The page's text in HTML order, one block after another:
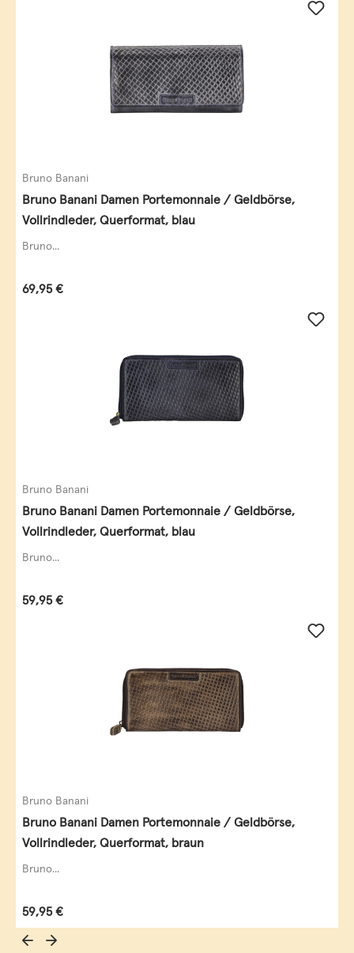
Bruno Banani
Bruno Banani Damen Portemonnaie / Geldbörse,
Vollrindleder, Querformat, blau
Bruno...
Regulärer Preis:
69,95 €
Bruno Banani
Bruno Banani Damen Portemonnaie / Geldbörse,
Vollrindleder, Querformat, blau
Bruno...
Regulärer Preis:
59,95 €
Bruno Banani
Bruno Banani Damen Portemonnaie / Geldbörse,
Vollrindleder, Querformat, braun
Bruno...
Regulärer Preis:
59,95 €